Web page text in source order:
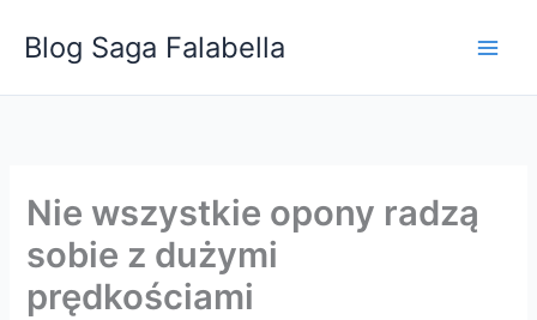
Blog Saga Falabella
Nie wszystkie opony radzą
sobie z dużymi
prędkościami